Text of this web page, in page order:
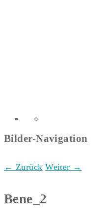
Bilder-Navigation
← Zurück Weiter →
Bene_2